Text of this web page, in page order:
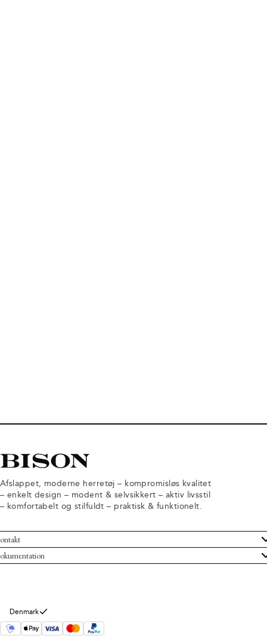
Afslappet, moderne herretøj – kompromisløs kvalitet
– enkelt design – modent & selvsikkert – aktiv livsstil
– komfortabelt og stilfuldt – praktisk & funktionelt.
Bisoninformation
Denmark